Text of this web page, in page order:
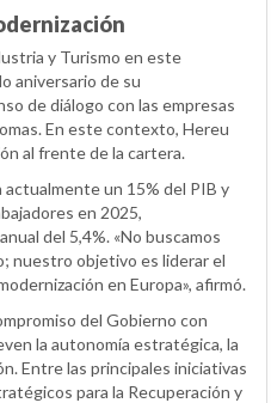
y Turismo en este
aniversario de su
de diálogo con las empresas
En este contexto, Hereu
al frente de la cartera.
un 15% del PIB y
en 2025,
del 5,4%. «No buscamos
nuestro objetivo es liderar el
en Europa», afirmó.
del Gobierno con
la autonomía estratégica, la
Entre las principales iniciativas
para la Recuperación y